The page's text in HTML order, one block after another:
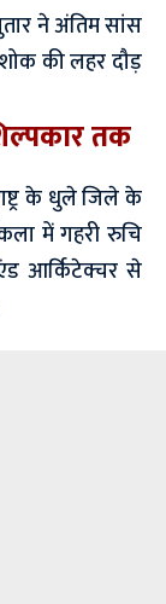
ने अंतिम सांस
की लहर दौड़
तक
के धुले जिले के
में गहरी रुचि
आर्किटेक्चर से